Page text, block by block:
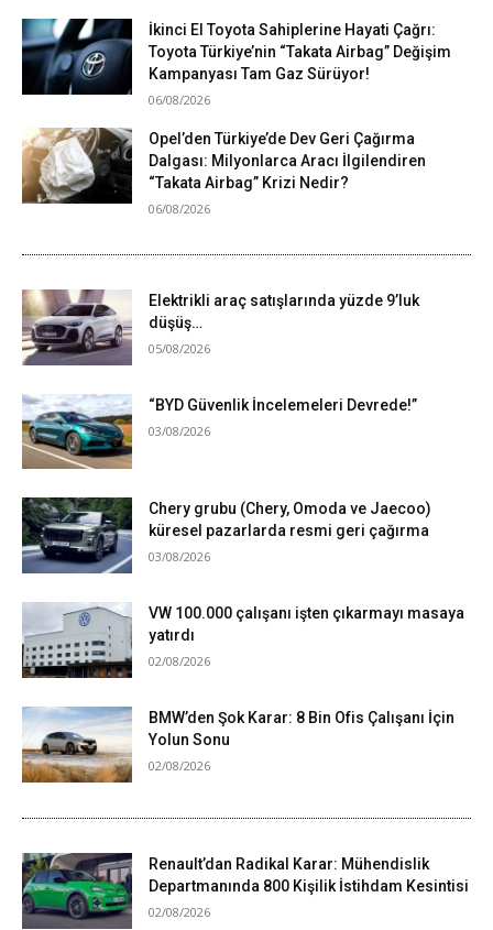
İkinci El Toyota Sahiplerine Hayati Çağrı:
Toyota Türkiye’nin “Takata Airbag” Değişim
Kampanyası Tam Gaz Sürüyor!
06/08/2026
Opel’den Türkiye’de Dev Geri Çağırma
Dalgası: Milyonlarca Aracı İlgilendiren
“Takata Airbag” Krizi Nedir?
06/08/2026
Elektrikli araç satışlarında yüzde 9’luk
düşüş…
05/08/2026
“BYD Güvenlik İncelemeleri Devrede!”
03/08/2026
Chery grubu (Chery, Omoda ve Jaecoo)
küresel pazarlarda resmi geri çağırma
03/08/2026
VW 100.000 çalışanı işten çıkarmayı masaya
yatırdı
02/08/2026
BMW’den Şok Karar: 8 Bin Ofis Çalışanı İçin
Yolun Sonu
02/08/2026
Renault’dan Radikal Karar: Mühendislik
Departmanında 800 Kişilik İstihdam Kesintisi
02/08/2026